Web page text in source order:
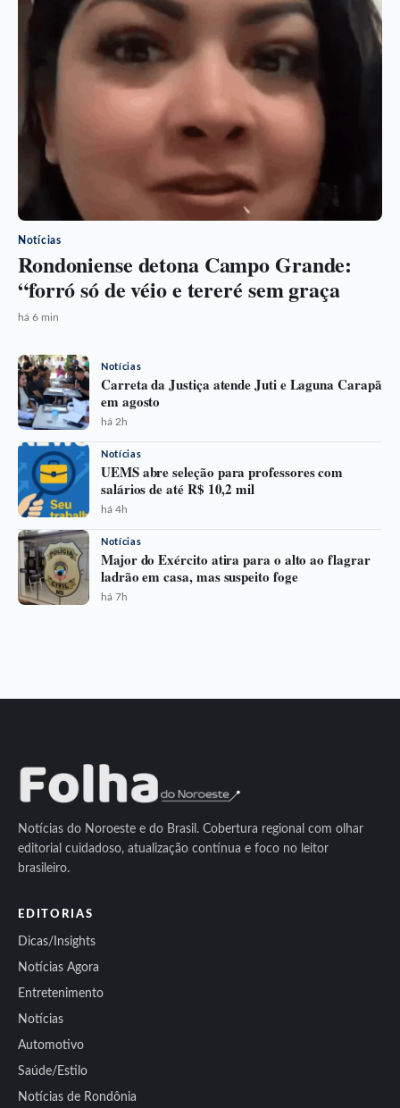
Notícias
Rondoniense detona Campo Grande:
“forró só de véio e tereré sem graça
há 6 min
Notícias
Carreta da Justiça atende Juti e Laguna Carapã
em agosto
há 2h
Notícias
UEMS abre seleção para professores com
salários de até R$ 10,2 mil
há 4h
Notícias
Major do Exército atira para o alto ao flagrar
ladrão em casa, mas suspeito foge
há 7h
Notícias do Noroeste e do Brasil. Cobertura regional com olhar
editorial cuidadoso, atualização contínua e foco no leitor
brasileiro.
EDITORIAS
Dicas/Insights
Notícias Agora
Entretenimento
Notícias
Automotivo
Saúde/Estilo
Notícias de Rondônia